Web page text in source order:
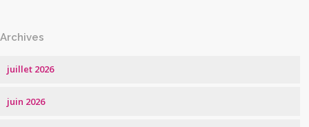
Archives
juillet 2026
juin 2026